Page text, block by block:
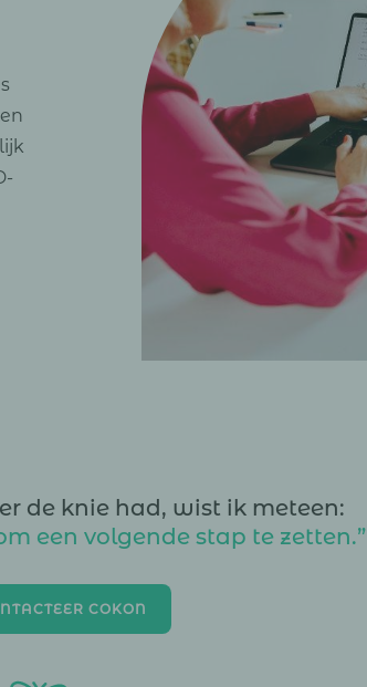
de knie had, wist ik meteen:
een volgende stap te zetten.”
COKON